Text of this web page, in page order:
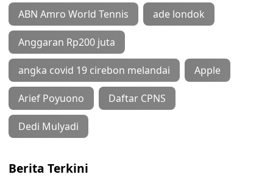
ABN Amro World Tennis ade londok
Anggaran Rp200 juta
angka covid 19 cirebon melandai Apple
Arief Poyuono Daftar CPNS
Dedi Mulyadi
Berita Terkini